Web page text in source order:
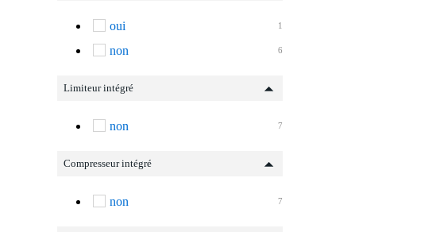
1
oui
6
non
Limiteur intégré
7
non
Compresseur intégré
7
non